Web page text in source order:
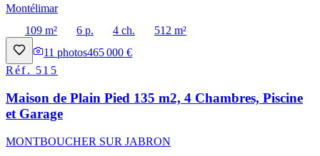
Montélimar
109 m²
6 p. 4 ch.
512 m²
11 photos465 000 €
Réf. 515
Maison de Plain Pied 135 m2, 4 Chambres, Piscine
et Garage
MONTBOUCHER SUR JABRON